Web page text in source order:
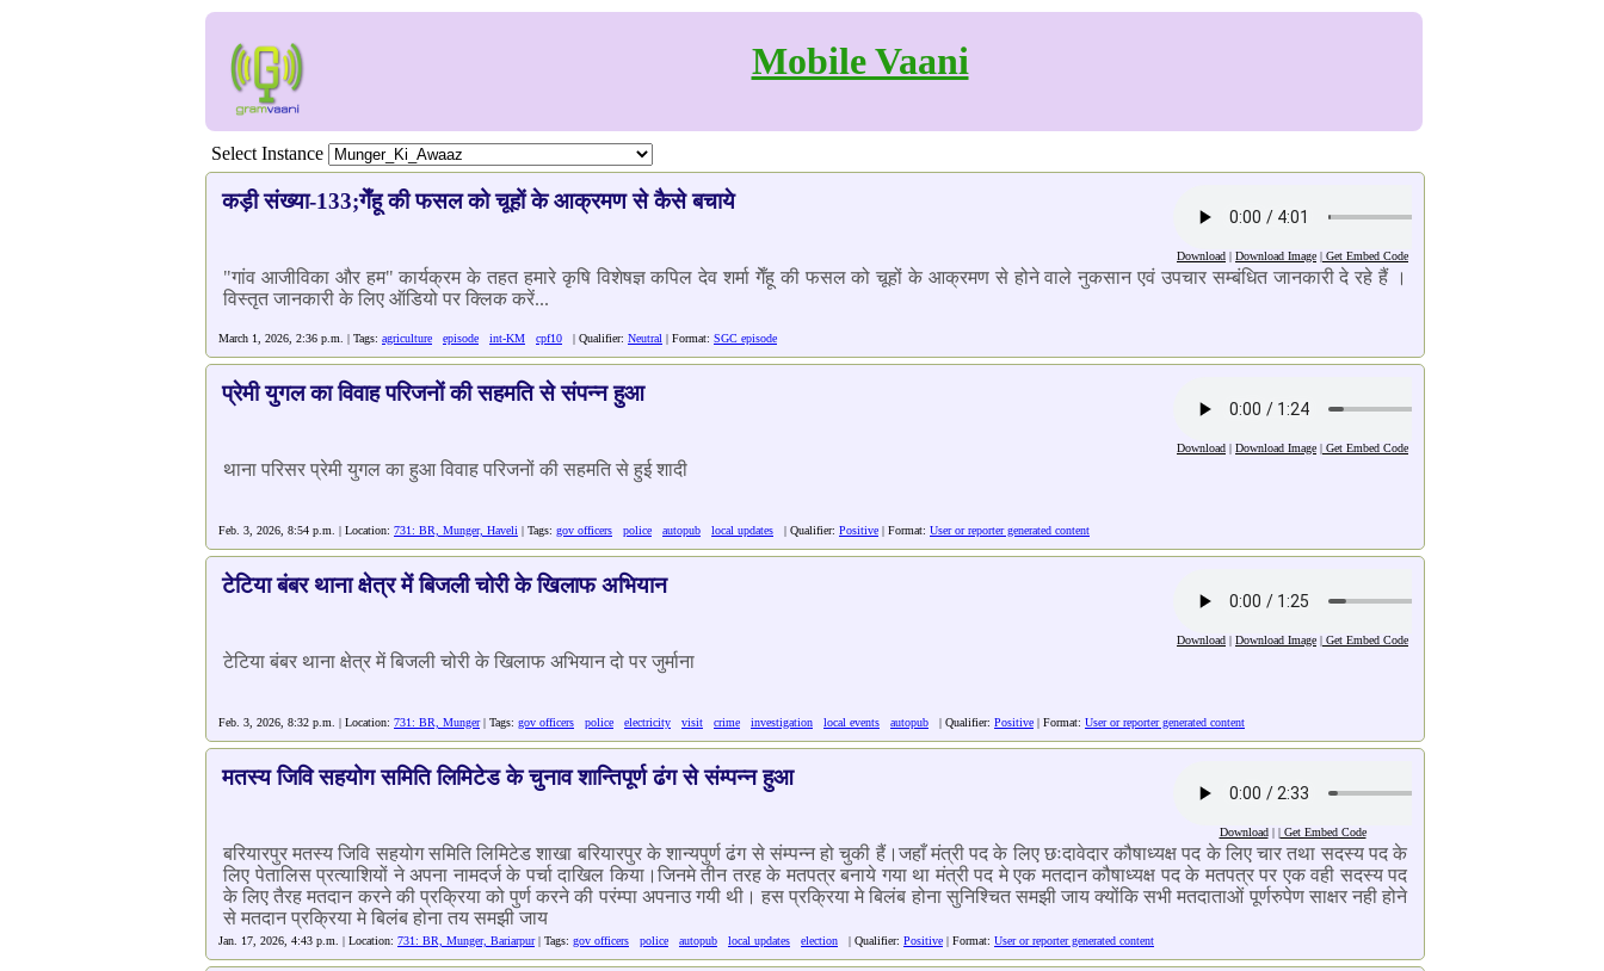
Mobile Vaani
Select Instance
कड़ी संख्या-133;गेँहू की फसल को चूहों के आक्रमण से कैसे बचाये
Download | Download Image | Get Embed Code
"गांव आजीविका और हम" कार्यक्रम के तहत हमारे कृषि विशेषज्ञ कपिल देव शर्मा गेँहू की फसल को चूहों के आक्रमण से होने वाले नुकसान एवं उपचार सम्बंधित जानकारी दे रहे हैं ।
विस्तृत जानकारी के लिए ऑडियो पर क्लिक करें...
March 1, 2026, 2:36 p.m. | Tags: agriculture episode int-KM cpf10 | Qualifier: Neutral | Format: SGC episode
प्रेमी युगल का विवाह परिजनों की सहमति से संपन्न हुआ
Download | Download Image | Get Embed Code
थाना परिसर प्रेमी युगल का हुआ विवाह परिजनों की सहमति से हुई शादी
Feb. 3, 2026, 8:54 p.m. | Location: 731: BR, Munger, Haveli | Tags: gov officers police autopub local updates | Qualifier: Positive | Format: User or reporter generated content
टेटिया बंबर थाना क्षेत्र में बिजली चोरी के खिलाफ अभियान
Download | Download Image | Get Embed Code
टेटिया बंबर थाना क्षेत्र में बिजली चोरी के खिलाफ अभियान दो पर जुर्माना
Feb. 3, 2026, 8:32 p.m. | Location: 731: BR, Munger| Tags: gov officers police electricity visit crime investigation local events autopub | Qualifier: Positive | Format: User or reporter generated content
मतस्य जिवि सहयोग समिति लिमिटेड के चुनाव शान्तिपूर्ण ढंग से संम्पन्न हुआ
Download| |Get Embed Code
बरियारपुर मतस्य जिवि सहयोग समिति लिमिटेड शाखा बरियारपुर के शान्यपुर्ण ढंग से संम्पन्न हो चुकी हैं।जहाँ मंत्री पद के लिए छःदावेदार कौषाध्यक्ष पद के लिए चार तथा सदस्य पद के
लिए पेतालिस प्रत्याशियों ने अपना नामदर्ज के पर्चा दाखिल किया।जिनमे तीन तरह के मतपत्र बनाये गया था मंत्री पद मे एक मतदान कौषाध्यक्ष पद के मतपत्र पर एक वही सदस्य पद
के लिए तैरह मतदान करने की प्रक्रिया को पुर्ण करने की परंम्पा अपनाउ गयी थी। हस प्रक्रिया मे बिलंब होना सुनिश्चित समझी जाय क्योंकि सभी मतदाताओं पूर्णरुपेण साक्षर नही होने
से मतदान प्रक्रिया मे बिलंब होना तय समझी जाय
Jan. 17, 2026, 4:43 p.m. | Location: 731: BR, Munger, Bariarpur| Tags: gov officers police autopub local updates election | Qualifier: Positive | Format: User or reporter generated content